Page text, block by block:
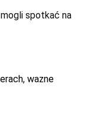
spotkać na
, wazne